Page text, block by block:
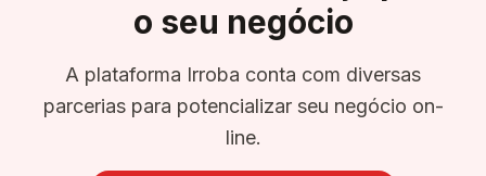
o seu negócio
A plataforma Irroba conta com diversas
parcerias para potencializar seu negócio on-
line.